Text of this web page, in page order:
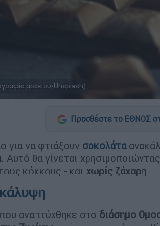
αρχείου/Unsplash)
Προσθέστε το ΕΘΝΟΣ
για να φτιάξουν σοκολάτα
. Αυτό θα γίνεται
κόκκους - και χωρίς ζάχαρη.
αναπτύχθηκε στο διάσημο